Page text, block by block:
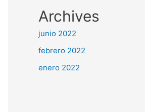
Archives
junio 2022
febrero 2022
enero 2022